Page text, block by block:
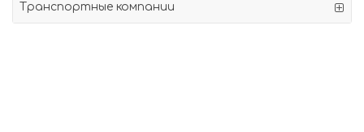
Транспортные компании